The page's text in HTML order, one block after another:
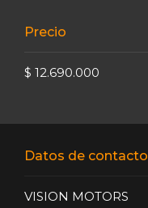
Precio
$ 12.690.000
Datos de contacto
VISION MOTORS